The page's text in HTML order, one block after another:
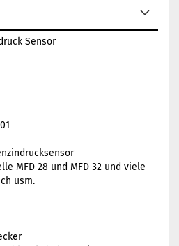
Sensor
MFD 28 und MFD 32 und viele
usm.